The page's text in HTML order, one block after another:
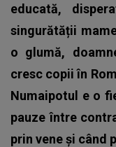
educată,
singurătății
o glumă,
cresc copii în
Numaipotul e o
pauze între
prin vene și când